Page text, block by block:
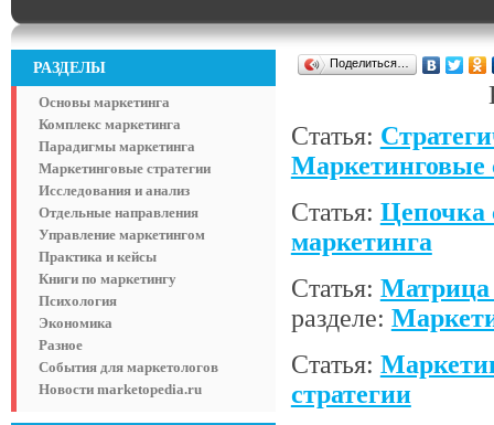
РАЗДЕЛЫ
Основы маркетинга
Комплекс маркетинга
Парадигмы маркетинга
Маркетинговые стратегии
Исследования и анализ
Отдельные направления
Управление маркетингом
Практика и кейсы
Книги по маркетингу
Психология
Экономика
Разное
События для маркетологов
Новости marketopedia.ru
Поделиться…
Статья:
Маркетинговые
Статья: Цепочка
маркетинга
Статья: Матрица
разделе:
Статья:
стратегии